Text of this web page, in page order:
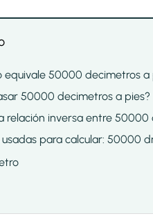
equivale 50000 decimetros a
50000 decimetros a pies?
relación inversa entre 50000
para calcular: 50000